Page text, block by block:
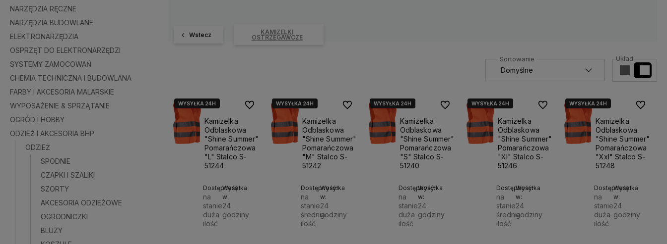
NARZĘDZIA RĘCZNE
NARZĘDZIA BUDOWLANE
ELEKTRONARZĘDZIA
OSPRZĘT DO ELEKTRONARZĘDZI
SYSTEMY ZAMOCOWAŃ
CHEMIA TECHNICZNA I BUDOWLANA
FARBY I AKCESORIA MALARSKIE
WYPOSAŻENIE & SPRZĄTANIE
OGRÓD I HOBBY
ODZIEŻ I AKCESORIA BHP
ODZIEŻ
SPODNIE
CZAPKI I SZALIKI
SZORTY
AKCESORIA ODZIEŻOWE
OGRODNICZKI
BLUZY
Wstecz KAMIZELKI
OSTRZEGAWCZE
Układ
WYSYŁKA 24H
Kamizelka
Odblaskowa
"Shine Summer"
Pomarańczowa
"L" Stalco S-
51244
Dostępność:
na
stanie
duża
ilość
Wysyłka
w:
24
godziny
Do ulubionychWYSYŁKA 24H
Kamizelka
Odblaskowa
"Shine Summer"
Pomarańczowa
"M" Stalco S-
51242
Dostępność:
na
stanie
średnia
ilość
Wysyłka
w:
24
godziny
Do ulubionychWYSYŁKA 24H
Kamizelka
Odblaskowa
"Shine Summer"
Pomarańczowa
"S" Stalco S-
51240
Dostępność:
na
stanie
duża
ilość
Wysyłka
w:
24
godziny
Do ulubionychWYSYŁKA 24H
Kamizelka
Odblaskowa
"Shine Summer"
Pomarańczowa
"Xl" Stalco S-
51246
Dostępność:
na
stanie
średnia
ilość
Wysyłka
w:
24
godziny
Do ulubionychWYSYŁKA 24H
Kamizelka
Odblaskowa
"Shine Summer"
Pomarańczowa
"Xxl" Stalco S-
51248
Dostępność:
na
stanie
duża
ilość
Wysyłka
w:
24
godziny
Do